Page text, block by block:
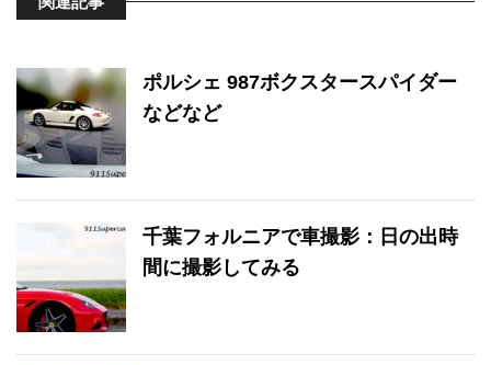
ポルシェ 987ボクスタースパイダー
などなど
千葉フォルニアで車撮影：日の出時
間に撮影してみる